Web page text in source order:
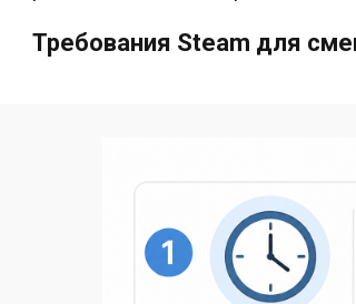
Требования Steam для